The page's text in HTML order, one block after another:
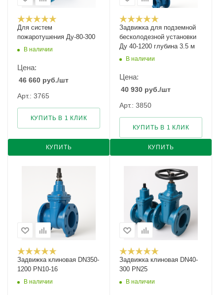
Для систем
пожаротушения Ду-80-300
В наличии
Цена:
46 660 руб./шт
Арт.: 3765
КУПИТЬ
КУПИТЬ В 1 КЛИК
Задвижка для подземной
бесколодезной установки
Ду 40-1200 глубина 3.5 м
В наличии
Цена:
40 930 руб./шт
Арт.: 3850
КУПИТЬ
КУПИТЬ В 1 КЛИК
Задвижка клиновая DN350-
1200 PN10-16
В наличии
Задвижка клиновая DN40-
300 PN25
В наличии